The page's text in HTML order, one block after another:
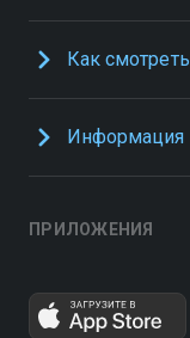
Как смотреть
Информация
ПРИЛОЖЕНИЯ